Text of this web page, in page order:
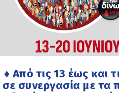
♦ Από τις 13 έως και
σε συνεργασία με τα